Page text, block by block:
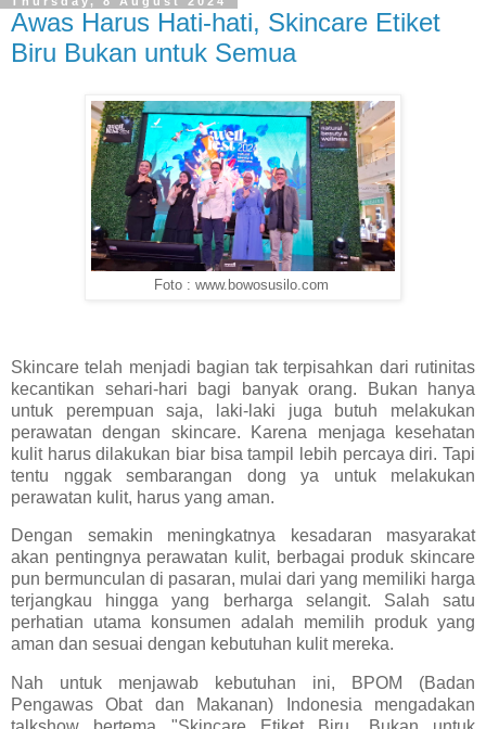
Awas Harus Hati-hati, Skincare Etiket
Biru Bukan untuk Semua
Foto : www.bowosusilo.com
Skincare telah menjadi bagian tak terpisahkan dari rutinitas
kecantikan sehari-hari bagi banyak orang. Bukan hanya
untuk perempuan saja, laki-laki juga butuh melakukan
perawatan dengan skincare. Karena menjaga kesehatan
kulit harus dilakukan biar bisa tampil lebih percaya diri. Tapi
tentu nggak sembarangan dong ya untuk melakukan
perawatan kulit, harus yang aman.
Dengan semakin meningkatnya kesadaran masyarakat
akan pentingnya perawatan kulit, berbagai produk skincare
pun bermunculan di pasaran, mulai dari yang memiliki harga
terjangkau hingga yang berharga selangit. Salah satu
perhatian utama konsumen adalah memilih produk yang
aman dan sesuai dengan kebutuhan kulit mereka.
Nah untuk menjawab kebutuhan ini, BPOM (Badan
Pengawas Obat dan Makanan) Indonesia mengadakan